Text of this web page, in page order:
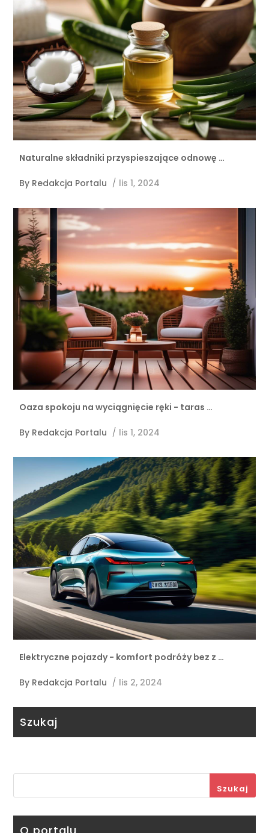
Naturalne składniki przyspieszające odnowę …
By Redakcja Portalu / lis 1, 2024
Oaza spokoju na wyciągnięcie ręki - taras …
By Redakcja Portalu / lis 1, 2024
Elektryczne pojazdy - komfort podróży bez z …
By Redakcja Portalu / lis 2, 2024
Szukaj
Szukaj